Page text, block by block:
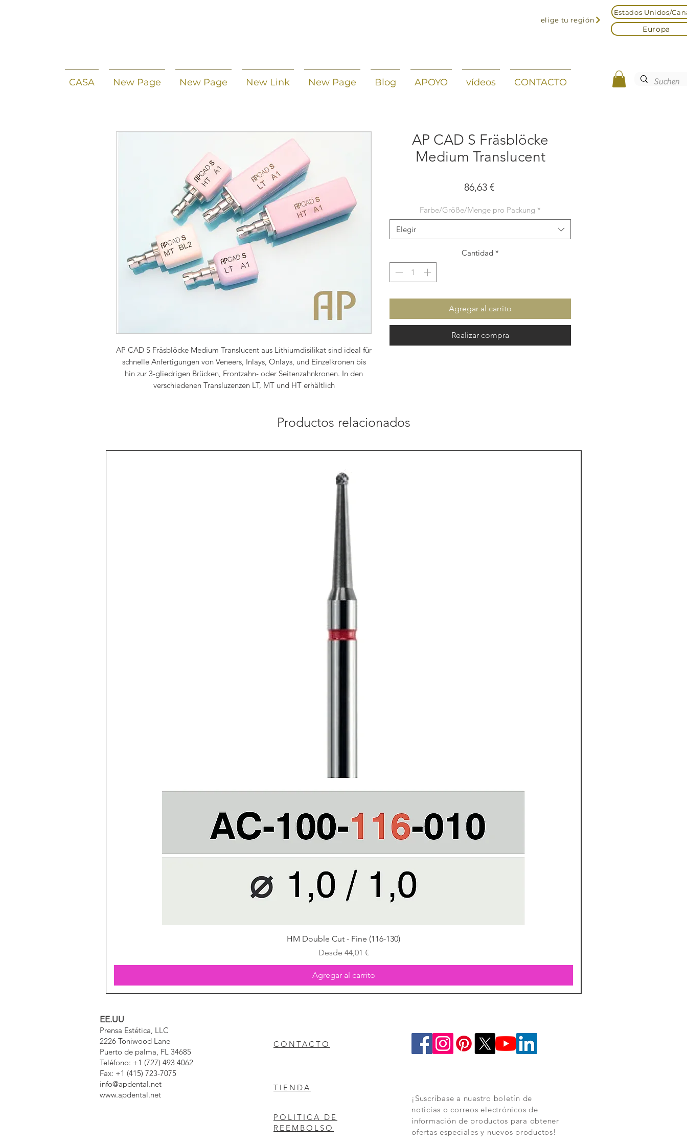
elige tu región
Estados Unidos/
Europa
CASA New Page New Page New Link New Page Blog APOYO vídeos CONTACTO
AP CAD S Fräsblöcke Medium Translucent aus Lithiumdisilikat sind ideal für
schnelle Anfertigungen von Veneers, Inlays, Onlays, und Einzelkronen bis
hin zur 3-gliedrigen Brücken, Frontzahn- oder Seitenzahnkronen. In den
verschiedenen Transluzenzen LT, MT und HT erhältlich
AP CAD S Fräsblöcke
Medium Translucent
86,63 €Precio
Farbe/Größe/Menge pro Packung *
Elegir
Cantidad *
Agregar al carrito
Realizar compra
Productos relacionados
Vista rápida
HM Double Cut - Fine (116-130)
Desde 44,01 €
Precio de oferta
Agregar al carrito
EE.UU
Prensa Estética, LLC
2226 Toniwood Lane
Puerto de palma, FL 34685
Teléfono: +1 (727) 493 4062
Fax: +1 (415) 723-7075
info@apdental.net
www.apdental.net
CONTACTO
TIENDA
POLITICA DE
REEMBOLSO
¡Suscríbase a nuestro boletín de
noticias o correos electrónicos de
información de productos para obtener
ofertas especiales y nuevos productos!